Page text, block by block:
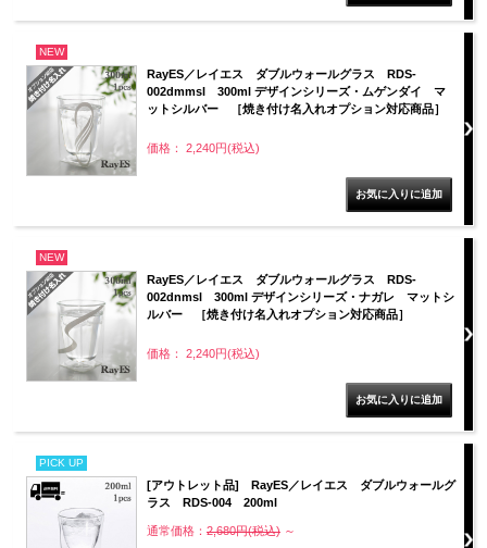
NEW
RayES／レイエス ダブルウォールグラス RDS-
002dmmsl 300ml デザインシリーズ・ムゲンダイ マ
ットシルバー ［焼き付け名入れオプション対応商品］
価格： 2,240円(税込)
NEW
RayES／レイエス ダブルウォールグラス RDS-
002dnmsl 300ml デザインシリーズ・ナガレ マットシ
ルバー ［焼き付け名入れオプション対応商品］
価格： 2,240円(税込)
PICK UP
[アウトレット品] RayES／レイエス ダブルウォールグ
ラス RDS-004 200ml
通常価格： 2,680円(税込) ～